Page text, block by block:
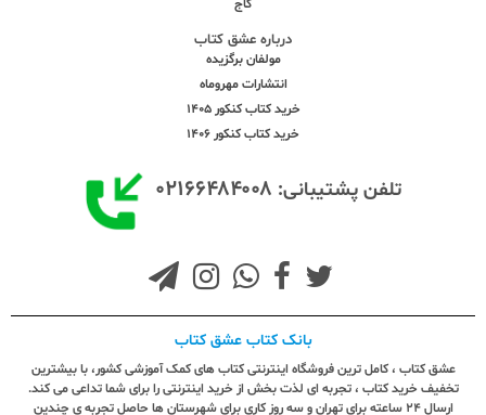
گاج
درباره عشق کتاب
مولفان برگزیده
انتشارات مهروماه
خرید کتاب کنکور 1405
خرید کتاب کنکور 1406
تلفن پشتیبانی: ۰۲۱۶۶۴۸۴۰۰۸
بانک کتاب عشق کتاب
عشق کتاب ، کامل ترین فروشگاه اینترنتی کتاب های کمک آموزشی کشور، با بیشترین
تخفیف خرید کتاب ، تجربه ای لذت بخش از خرید اینترنتی را برای شما تداعی می کند.
ارسال ٢٤ ساعته برای تهران و سه روز کاری برای شهرستان ها حاصل تجربه ی چندین